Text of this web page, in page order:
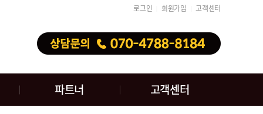
로그인 회원가입 고객센터
파트너 고객센터